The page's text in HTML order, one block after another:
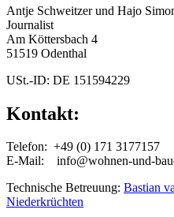
Antje Schweitzer und Hajo
Journalist
Am Köttersbach 4
51519 Odenthal
USt.-ID: DE 151594229
Kontakt:
Telefon: +49 (0) 171 3177157
E-Mail: info@wohnen-und-
Technische Betreuung: Bastian
Niederkrüchten